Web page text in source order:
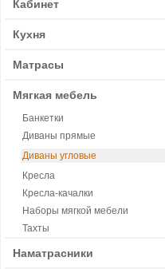
Кабинет
Кухня
Матрасы
Мягкая мебель
Банкетки
Диваны прямые
Диваны угловые
Кресла
Кресла-качалки
Наборы мягкой мебели
Тахты
Наматрасники